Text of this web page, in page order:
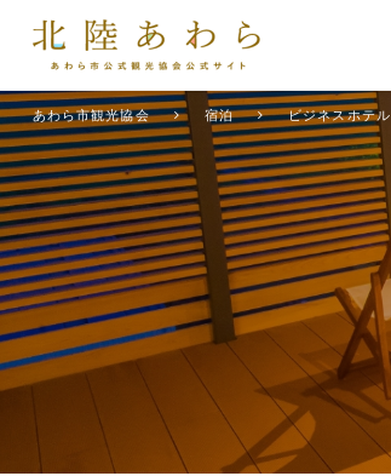
あわら市観光協会 宿泊 ビジネスホテル